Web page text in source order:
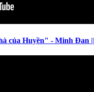
của Huyền" - Minh Đan